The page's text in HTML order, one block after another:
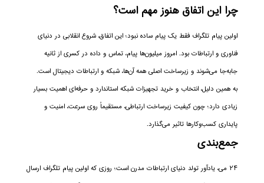
چرا این اتفاق هنوز مهم است؟
اولین پیام تلگراف فقط یک پیام ساده نبود؛ این اتفاق، شروع انقلابی در دنیای
فناوری و ارتباطات بود. امروز میلیون‌ها پیام، تماس و داده در کسری از ثانیه
جابه‌جا می‌شوند و زیرساخت اصلی همه آن‌ها، شبکه و ارتباطات دیجیتال است.
به همین دلیل، انتخاب و خرید تجهیزات شبکه استاندارد و حرفه‌ای اهمیت بسیار
زیادی دارد؛ چون کیفیت زیرساخت ارتباطی، مستقیماً روی سرعت، امنیت و
پایداری کسب‌وکارها تاثیر می‌گذارد.
جمع‌بندی
۲۴ می، یادآور تولد دنیای ارتباطات مدرن است؛ روزی که اولین پیام تلگراف ارسال